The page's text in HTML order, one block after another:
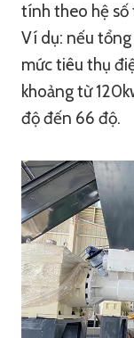
tính theo hệ số
Ví dụ: nếu
mức tiêu thụ
khoảng từ
độ đến 66 độ.